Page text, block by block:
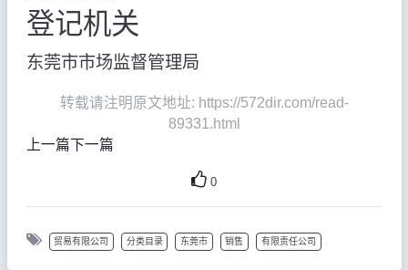
登记机关
东莞市市场监督管理局
转载请注明原文地址: https://572dir.com/read-
89331.html
上一篇下一篇
0
贸易有限公司 分类目录 东莞市 销售 有限责任公司